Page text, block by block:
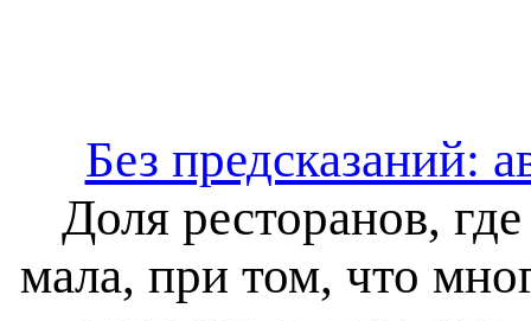
Без предсказаний:
Доля ресторанов,
мала, при том, что